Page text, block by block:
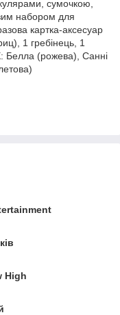
сумочкою,
набором для
картка-аксесуар
1 гребінець, 1
Белла (рожева), Санні
High